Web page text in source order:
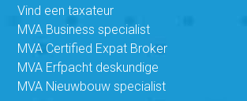
Vind een taxateur
MVA Business specialist
MVA Certified Expat Broker
MVA Erfpacht deskundige
MVA Nieuwbouw specialist